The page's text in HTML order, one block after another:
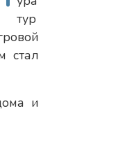
тур
стал
и